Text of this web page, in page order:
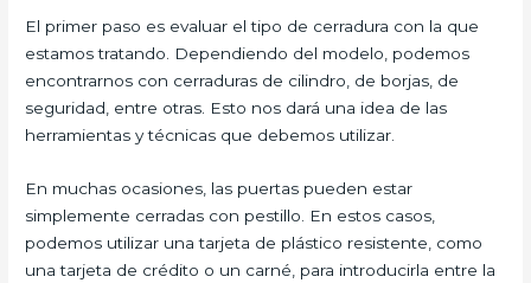
El primer paso es evaluar el tipo de cerradura con la que
estamos tratando. Dependiendo del modelo, podemos
encontrarnos con cerraduras de cilindro, de borjas, de
seguridad, entre otras. Esto nos dará una idea de las
herramientas y técnicas que debemos utilizar.
En muchas ocasiones, las puertas pueden estar
simplemente cerradas con pestillo. En estos casos,
podemos utilizar una tarjeta de plástico resistente, como
una tarjeta de crédito o un carné, para introducirla entre la